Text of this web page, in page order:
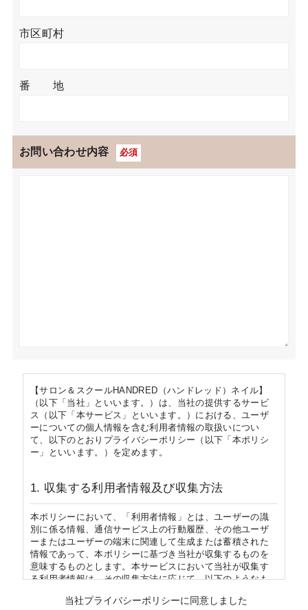
市区町村
番 地
お問い合わせ内容 必須
【サロン＆スクールHANDRED（ハンドレッド）ネイル】
（以下「当社」といいます。）は、当社の提供するサービ
ス（以下「本サービス」といいます。）における、ユーザ
ーについての個人情報を含む利用者情報の取扱いについ
て、以下のとおりプライバシーポリシー（以下「本ポリシ
ー」といいます。）を定めます。
1. 収集する利用者情報及び収集方法
本ポリシーにおいて、「利用者情報」とは、ユーザーの識
別に係る情報、通信サービス上の行動履歴、その他ユーザ
ーまたはユーザーの端末に関連して生成または蓄積された
情報であって、本ポリシーに基づき当社が収集するものを
意味するものとします。本サービスにおいて当社が収集す
る利用者情報は、その収集方法に応じて、以下のようなも
当社プライバシーポリシーに同意しました